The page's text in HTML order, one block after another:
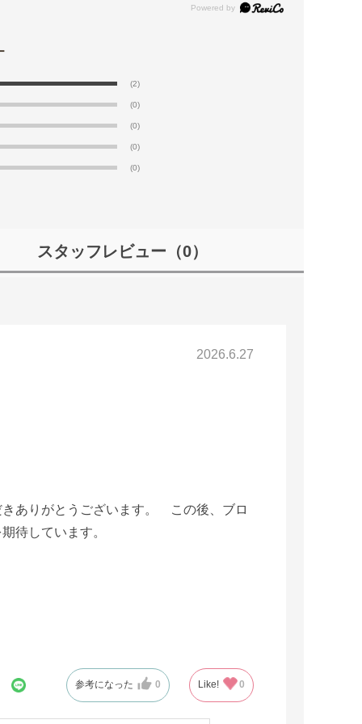
(2)
(0)
(0)
(0)
(0)
スタッフレビュー （0）
2026.6.27
ありがとうございます。 この後、ブロ
待しています。
参考になった 0 Like! 0